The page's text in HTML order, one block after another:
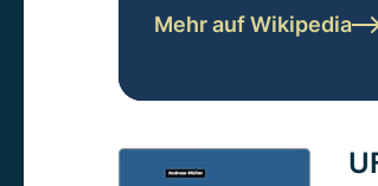
Mehr auf Wikipedia